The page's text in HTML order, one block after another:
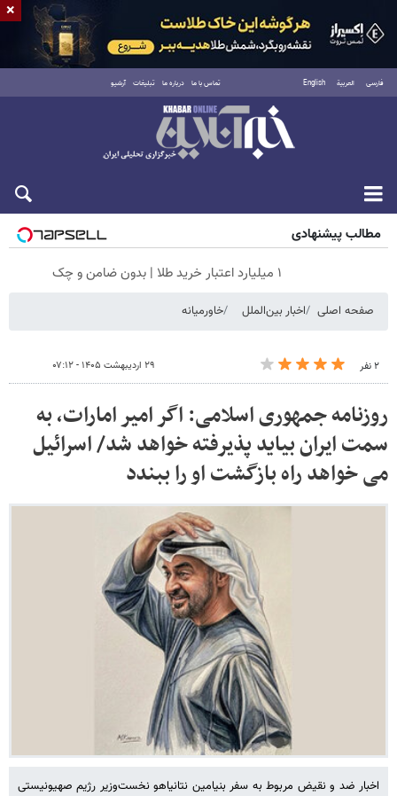
فارسی العربية English تماس با ما درباره ما تبلیغات آرشیو
پنجشنبه ۱۵ مرداد ۱۴۰۵
مطالب پیشنهادی
۱ میلیارد اعتبار خرید طلا | بدون ضامن و چک
صفحه اصلی اخبار بین‌الملل خاورمیانه
۲ نفر ۲۹ اردیبهشت ۱۴۰۵ - ۰۷:۱۲
روزنامه جمهوری اسلامی: اگر امیر امارات، به
سمت ایران بیاید پذیرفته خواهد شد/ اسرائیل
می خواهد راه بازگشت او را ببندد
اخبار ضد و نقیض مربوط به سفر بنیامین نتانیاهو نخست‌وزیر رژیم صهیونیستی
×